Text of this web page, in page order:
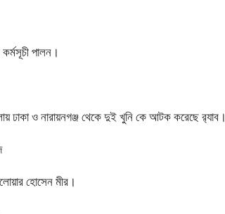
পালন।
ঢাকা ও নারায়নগঞ্জ থেকে দুই খুনি কে আটক করেছে র‍্যাব।
হোসেন মীর।